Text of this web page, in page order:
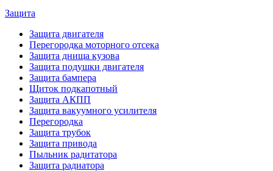
Защита
Защита двигателя
Перегородка моторного отсека
Защита днища кузова
Защита подушки двигателя
Защита бампера
Щиток подкапотный
Защита АКПП
Защита вакуумного усилителя
Перегородка
Защита трубок
Защита привода
Пыльник радитатора
Защита радиатора